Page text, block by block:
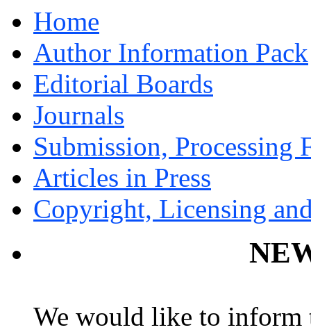
Home
Author Information Pack
Editorial Boards
Journals
Submission, Processing
Articles in Press
Copyright, Licensing
We would like to inform